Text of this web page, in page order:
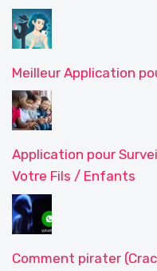
Meilleur Application
Application pour
Votre Fils / Enfants
Comment pirater